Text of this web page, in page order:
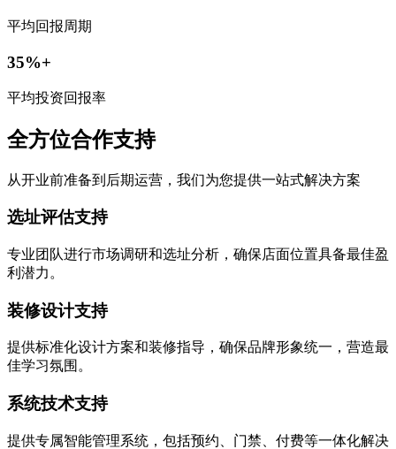
平均回报周期
35%+
平均投资回报率
全方位合作支持
从开业前准备到后期运营，我们为您提供一站式解决方案
选址评估支持
专业团队进行市场调研和选址分析，确保店面位置具备最佳盈
利潜力。
装修设计支持
提供标准化设计方案和装修指导，确保品牌形象统一，营造最
佳学习氛围。
系统技术支持
提供专属智能管理系统，包括预约、门禁、付费等一体化解决